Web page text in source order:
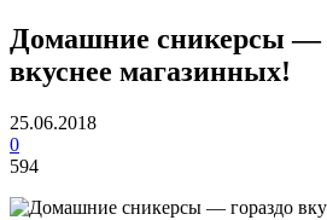
Домашние сникерсы —
вкуснее магазинных!
25.06.2018
0
594